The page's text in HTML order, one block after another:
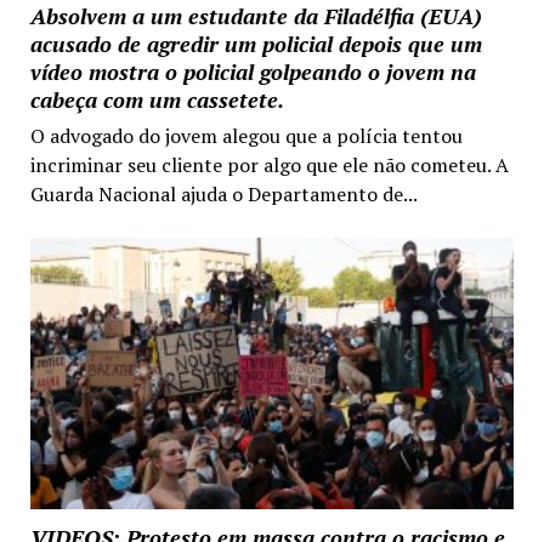
Absolvem a um estudante da Filadélfia (EUA)
acusado de agredir um policial depois que um
vídeo mostra o policial golpeando o jovem na
cabeça com um cassetete.
O advogado do jovem alegou que a polícia tentou
incriminar seu cliente por algo que ele não cometeu. A
Guarda Nacional ajuda o Departamento de...